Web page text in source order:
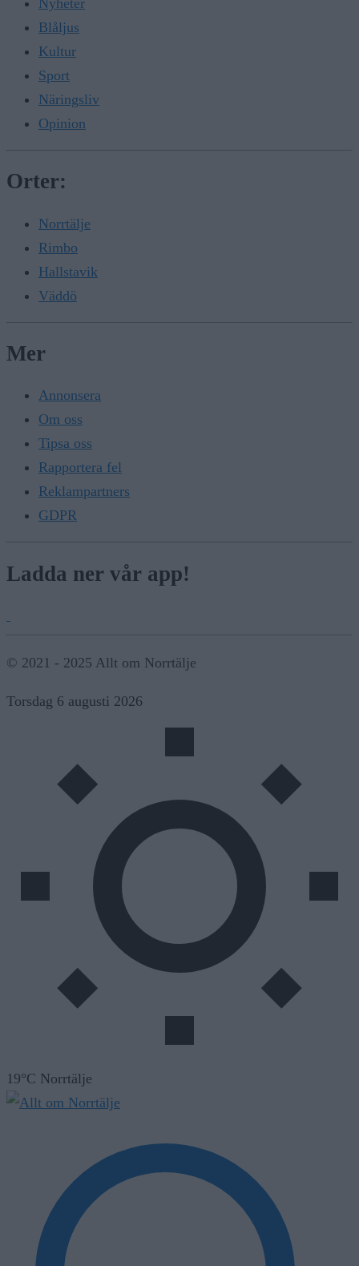
Blåljus
Kultur
Sport
Näringsliv
Opinion
Orter:
Norrtälje
Rimbo
Hallstavik
Väddö
Mer
Annonsera
Om oss
Tipsa oss
Rapportera fel
Reklampartners
GDPR
Ladda ner vår app!
© 2021 - 2025 Allt om Norrtälje
Torsdag 6 augusti 2026
19°C Norrtälje